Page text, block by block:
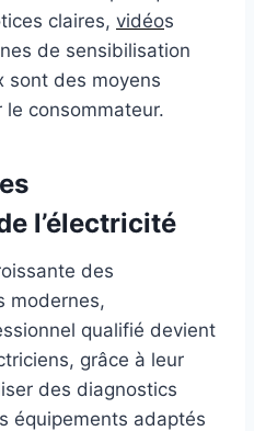
claires, vidéos
de sensibilisation
sont des moyens
consommateur.
l’électricité
des
modernes,
qualifié devient
grâce à leur
des diagnostics
équipements adaptés